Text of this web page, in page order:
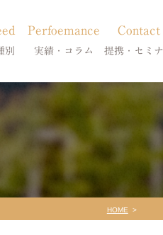
別
病
ッグの皮膚病
Perfoemance
実績・コラム
犬種別
症状別
Contact
提携・セミ
診療提携・セミナ
メディア掲載
HOME